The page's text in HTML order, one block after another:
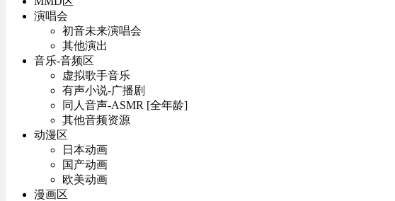
演唱会
初音未来演唱会
其他演出
音乐-音频区
虚拟歌手音乐
有声小说-广播剧
同人音声-ASMR [全年龄]
其他音频资源
动漫区
日本动画
国产动画
欧美动画
漫画区